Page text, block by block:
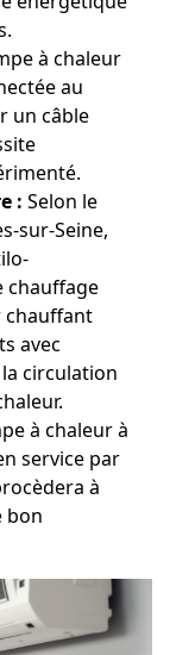
à chaleur
au
un câble
: Selon le
sur-Seine,
chauffage
chauffant
avec
circulation
à chaleur à
service par
à
bon